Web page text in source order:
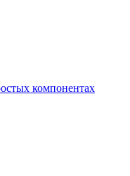
компонентах